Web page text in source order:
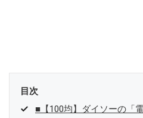
目次
■【100均】ダイソーの「